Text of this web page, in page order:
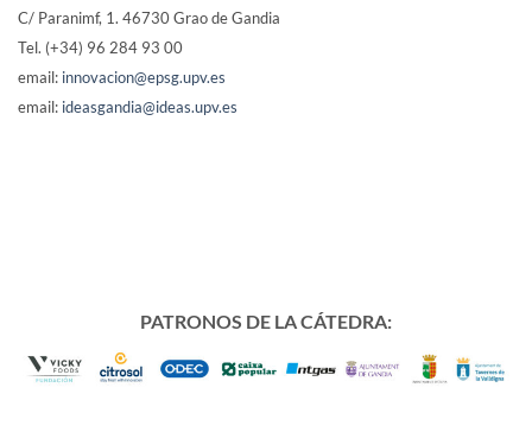
C/ Paranimf, 1. 46730 Grao de Gandia
Tel. (+34) 96 284 93 00
email: innovacion@epsg.upv.es
email: ideasgandia@ideas.upv.es
PATRONOS DE LA CÁTEDRA: